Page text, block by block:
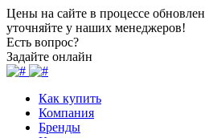
Цены на сайте в процессе
уточняйте у наших менеджеров!
Есть вопрос?
Задайте онлайн
Как купить
Компания
Бренды